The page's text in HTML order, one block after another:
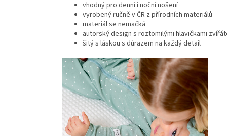
vhodný pro denní i noční nošení
vyrobený ručně v ČR z přírodních materiálů
materiál se nemačká
autorský design s roztomilými hlavičkami
šitý s láskou s důrazem na každý detail